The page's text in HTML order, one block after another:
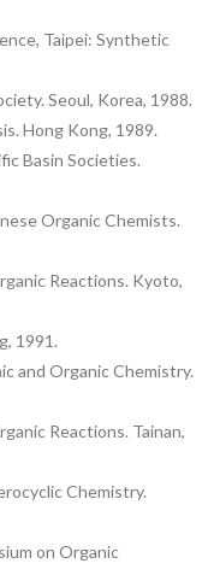
Taipei: Synthetic
Seoul, Korea, 1988.
Hong Kong, 1989.
Basin Societies.
Organic Chemists.
Reactions. Kyoto,
1991.
and Organic Chemistry.
Reactions. Tainan,
Chemistry.
on Organic